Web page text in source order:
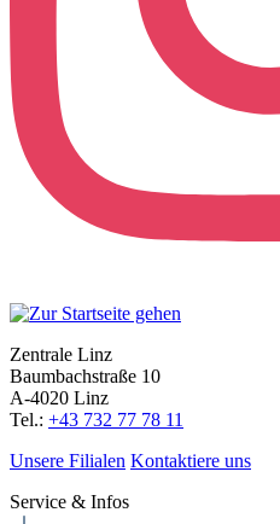
Zentrale Linz
Baumbachstraße 10
A-4020 Linz
Tel.: +43 732 77 78 11
Unsere Filialen Kontaktiere uns
Service & Infos